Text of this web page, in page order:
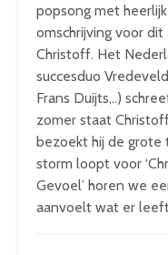
popsong met
omschrijving voor
Christoff. Het
succesduo
Frans Duijts,..)
zomer staat
bezoekt hij de grote
storm loopt voor
Gevoel’ horen we
aanvoelt wat er